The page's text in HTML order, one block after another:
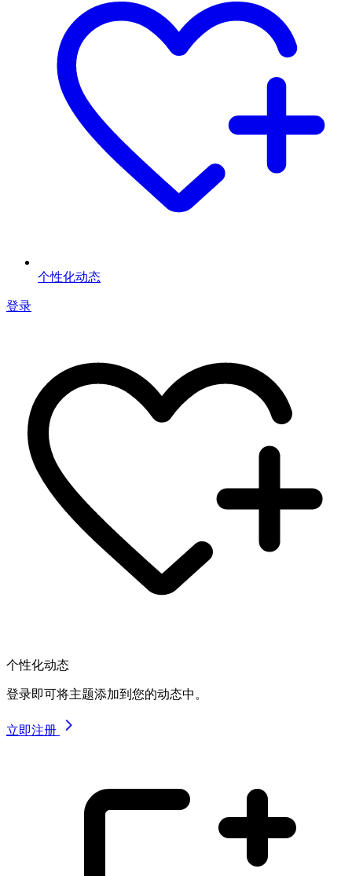
个性化动态
登录
个性化动态
登录即可将主题添加到您的动态中。
立即注册